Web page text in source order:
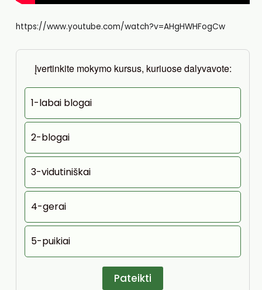
https://www.youtube.com/watch?v=AHgHWHFogCw
Įvertinkite mokymo kursus, kuriuose dalyvavote:
1-labai blogai
2-blogai
3-vidutiniškai
4-gerai
5-puikiai